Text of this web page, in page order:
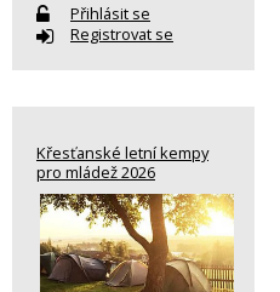
Přihlásit se
Registrovat se
Křesťanské letní kempy
pro mládež 2026